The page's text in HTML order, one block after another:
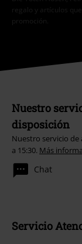
regalo y artículos
promoción.
Nuestro
disposición
Nuestro servicio de
a 15:30. Más
Chat
Servicio